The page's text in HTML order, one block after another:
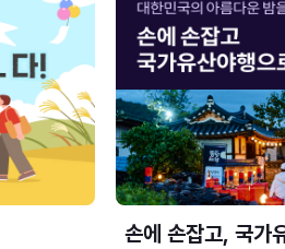
손에 손잡고, 국가